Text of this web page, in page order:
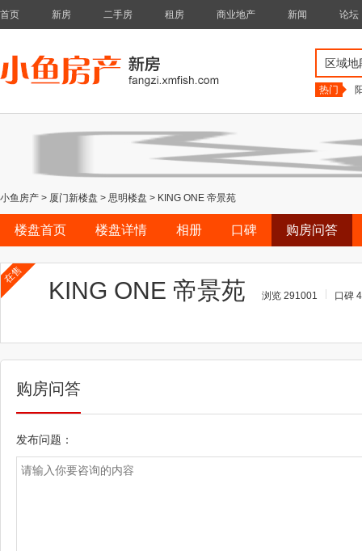
首页 新房 二手房 租房 商业地产 新闻 论坛
区域地
热门
小鱼房产 > 厦门新楼盘 > 思明楼盘 > KING ONE 帝景苑
楼盘首页 楼盘详情 相册 口碑 购房问答
在售
KING ONE 帝景苑 浏览 291001 口碑 4
购房问答
发布问题：